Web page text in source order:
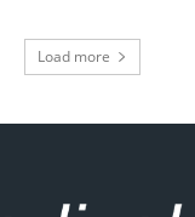
Load more